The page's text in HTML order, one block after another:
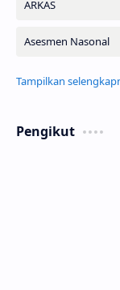
Pengikut